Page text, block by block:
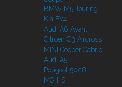
BMW M5 Touring
Kia EV4
Audi A6 Avant
Citroen C3 Aircross
MINI Cooper Cabrio
Audi A5
Peugeot 5008
MG HS